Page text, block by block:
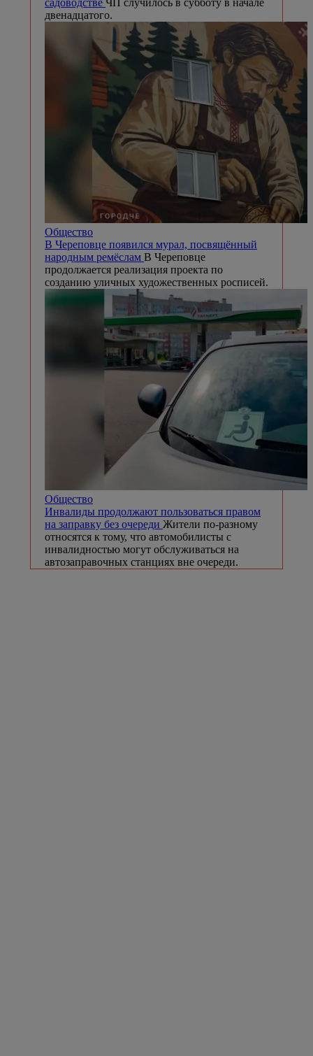
двенадцатого.
Общество
В Череповце появился мурал, посвящённый
народным ремёслам В Череповце
продолжается реализация проекта по
созданию уличных художественных росписей.
Общество
Инвалиды продолжают пользоваться правом
на заправку без очереди Жители по-разному
относятся к тому, что автомобилисты с
инвалидностью могут обслуживаться на
автозаправочных станциях вне очереди.